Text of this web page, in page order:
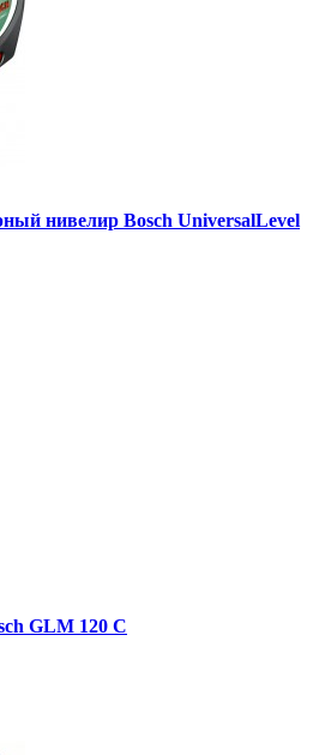
нивелир Bosch UniversalLevel
GLM 120 C